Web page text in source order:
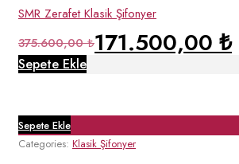
SMR Zerafet Klasik Şifonyer
375.600,00₺171.500,00₺
Sepete Ekle
Sepete Ekle
Categories: Klasik Şifonyer